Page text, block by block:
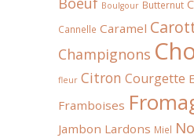
Boulgour Butternut
Cannelle Caramel
Champignons
fleur Citron Courgette
Framboises
Jambon Lardons Miel